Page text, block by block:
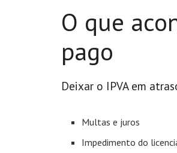
O que
pago
Deixar o IPVA em
Multas e juros
Impedimento do